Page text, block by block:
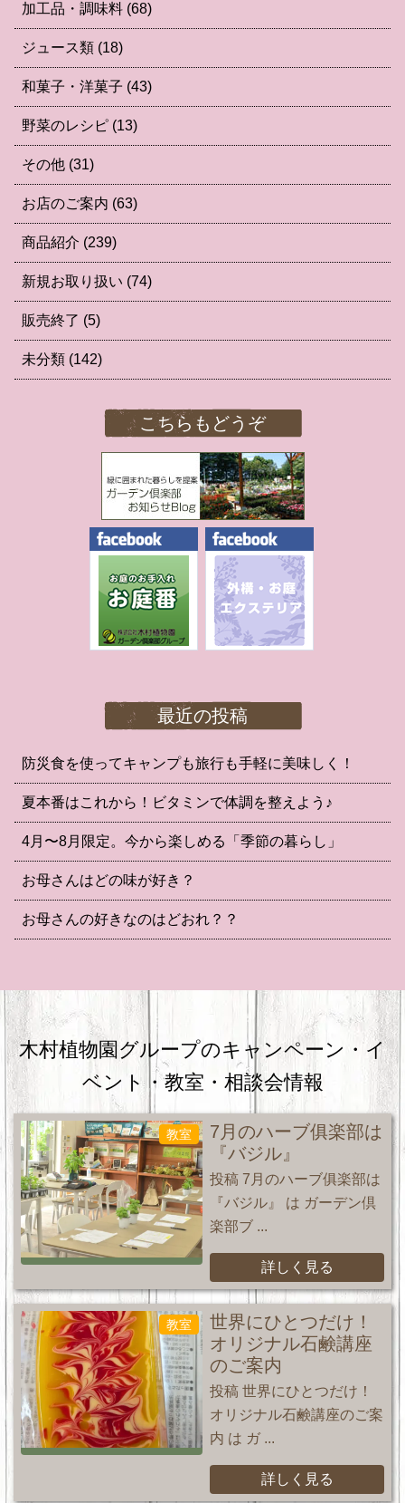
加工品・調味料 (68)
ジュース類 (18)
和菓子・洋菓子 (43)
野菜のレシピ (13)
その他 (31)
お店のご案内 (63)
商品紹介 (239)
新規お取り扱い (74)
販売終了 (5)
未分類 (142)
こちらもどうぞ
最近の投稿
防災食を使ってキャンプも旅行も手軽に美味しく！
夏本番はこれから！ビタミンで体調を整えよう♪
4月〜8月限定。今から楽しめる「季節の暮らし」
お母さんはどの味が好き？
お母さんの好きなのはどおれ？？
木村植物園グループのキャンペーン・ イ
ベント・教室・相談会情報
教室
7月のハーブ俱楽部は
『バジル』
投稿 7月のハーブ俱楽部は
『バジル』 は ガーデン倶
楽部ブ ...
詳しく見る
教室
世界にひとつだけ！
オリジナル石鹸講座
のご案内
投稿 世界にひとつだけ！
オリジナル石鹸講座のご案
内 は ガ ...
詳しく見る